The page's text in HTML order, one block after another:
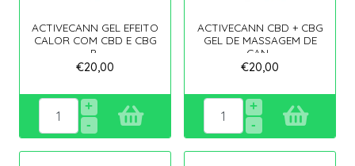
ACTIVECANN GEL EFEITO
CALOR COM CBD E CBG
P..
€20,00
+
-
ACTIVECANN CBD + CBG
GEL DE MASSAGEM DE
CAN..
€20,00
+
-